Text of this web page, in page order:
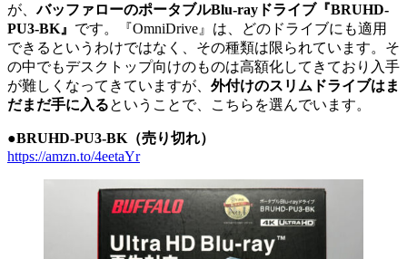
が、バッファローのポータブルBlu-rayドライブ『BRUHD-
PU3-BK』 です。『OmniDrive』は、どのドライブにも適用
できるというわけではなく、その種類は限られています。そ
の中でもデスクトップ向けのものは高額化してきており入手
が難しくなってきていますが、 外付けのスリムドライブはま
だまだ手に入るということで、こちらを選んでいます。
●BRUHD-PU3-BK（売り切れ）
https://amzn.to/4eetaYr